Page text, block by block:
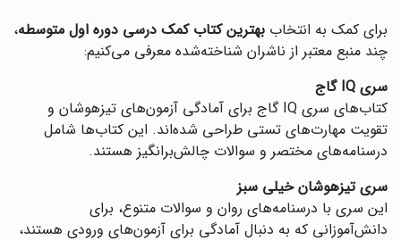
برای کمک به انتخاب بهترین کتاب کمک درسی دوره اول متوسطه،
چند منبع معتبر از ناشران شناخته‌شده معرفی می‌کنیم:
سری IQ گاج
کتاب‌های سری IQ گاج برای آمادگی آزمون‌های تیزهوشان و
تقویت مهارت‌های تستی طراحی شده‌اند. این کتاب‌ها شامل
درسنامه‌های مختصر و سوالات چالش‌برانگیز هستند.
سری تیزهوشان خیلی سبز
این سری با درسنامه‌های روان و سوالات متنوع، برای
دانش‌آموزانی که به دنبال آمادگی برای آزمون‌های ورودی هستند،